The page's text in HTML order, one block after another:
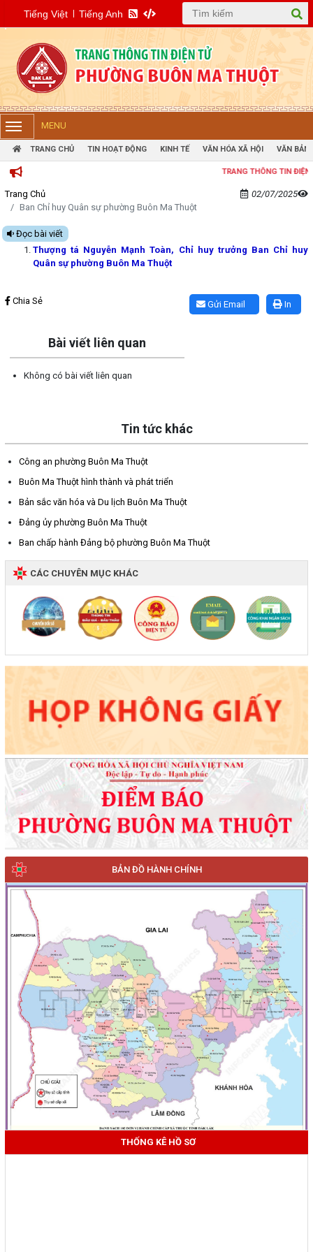
Tiếng Việt Tiếng Anh
MENU
TRANG CHỦ TIN HOẠT ĐỘNG KINH TẾ VĂN HÓA XÃ HỘI VĂN BẢN
TRANG THÔNG TIN ĐIỆN TỬ
BẢN ĐỒ HÀNH CHÍNH
THỐNG KÊ HỒ SƠ
Trang Chủ
Ban Chỉ huy Quân sự phường Buôn Ma Thuột
02/07/2025
Đọc bài viết
Thượng tá Nguyễn Mạnh Toàn, Chỉ huy trưởng Ban Chỉ huy
Quân sự phường Buôn Ma Thuột
In
Gửi Email
Chia Sẻ
Bài viết liên quan
Không có bài viết liên quan
Tin tức khác
Công an phường Buôn Ma Thuột
Buôn Ma Thuột hình thành và phát triển
Bản sắc văn hóa và Du lịch Buôn Ma Thuột
Đảng ủy phường Buôn Ma Thuột
Ban chấp hành Đảng bộ phường Buôn Ma Thuột
CÁC CHUYÊN MỤC KHÁC